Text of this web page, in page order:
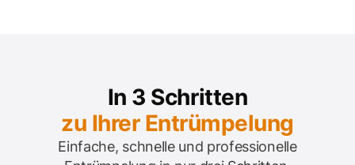
In 3 Schritten
zu Ihrer Entrümpelung
Einfache, schnelle und professionelle